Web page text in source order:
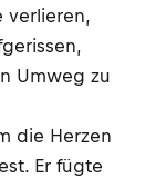
verlieren,
Umweg zu
die Herzen
Er fügte